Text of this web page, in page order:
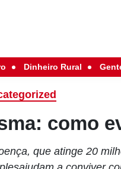
Dinheiro Rural
como
que atinge 20